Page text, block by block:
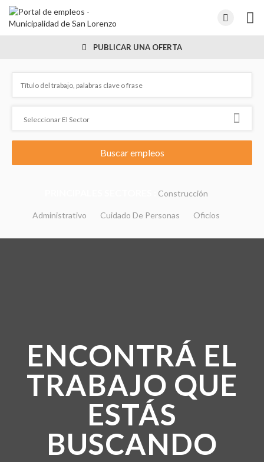
PUBLICAR UNA OFERTA
Construcción
Administrativo Cuidado De Personas Oficios
ENCONTRÁ EL
TRABAJO QUE
ESTÁS
BUSCANDO